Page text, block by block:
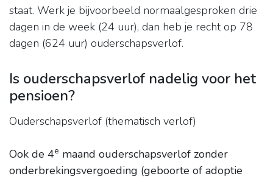
staat. Werk je bijvoorbeeld normaalgesproken drie
dagen in de week (24 uur), dan heb je recht op 78
dagen (624 uur) ouderschapsverlof.
Is ouderschapsverlof nadelig voor het
pensioen?
Ouderschapsverlof (thematisch verlof)
Ook de 4e maand ouderschapsverlof zonder
onderbrekingsvergoeding (geboorte of adoptie